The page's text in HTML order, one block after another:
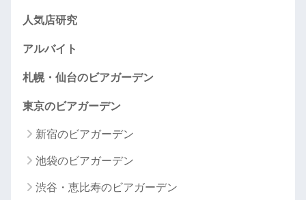
人気店研究
アルバイト
札幌・仙台のビアガーデン
東京のビアガーデン
新宿のビアガーデン
池袋のビアガーデン
渋谷・恵比寿のビアガーデン